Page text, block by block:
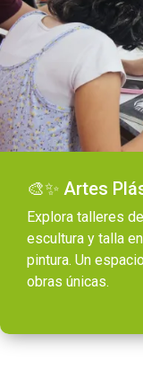
🎨✨ Artes
Explora talleres
escultura y talla
pintura. Un
obras únicas.